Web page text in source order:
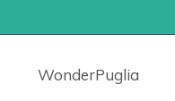
WonderPuglia